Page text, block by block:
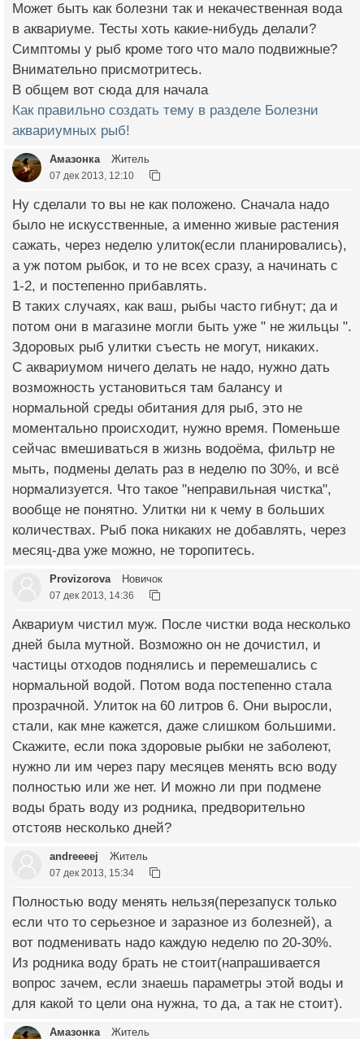
Может быть как болезни так и некачественная вода
в аквариуме. Тесты хоть какие-нибудь делали?
Симптомы у рыб кроме того что мало подвижные?
Внимательно присмотритесь.
В общем вот сюда для начала
Как правильно создать тему в разделе Болезни
аквариумных рыб!
Амазонка Житель
07 дек 2013, 12:10
Ну сделали то вы не как положено. Сначала надо
было не искусственные, а именно живые растения
сажать, через неделю улиток(если планировались),
а уж потом рыбок, и то не всех сразу, а начинать с
1-2, и постепенно прибавлять.
В таких случаях, как ваш, рыбы часто гибнут; да и
потом они в магазине могли быть уже " не жильцы ".
Здоровых рыб улитки съесть не могут, никаких.
С аквариумом ничего делать не надо, нужно дать
возможность установиться там балансу и
нормальной среды обитания для рыб, это не
моментально происходит, нужно время. Поменьше
сейчас вмешиваться в жизнь водоёма, фильтр не
мыть, подмены делать раз в неделю по 30%, и всё
нормализуется. Что такое "неправильная чистка",
вообще не понятно. Улитки ни к чему в больших
количествах. Рыб пока никаких не добавлять, через
месяц-два уже можно, не торопитесь.
Provizorova Новичок
07 дек 2013, 14:36
Аквариум чистил муж. После чистки вода несколько
дней была мутной. Возможно он не дочистил, и
частицы отходов поднялись и перемешались с
нормальной водой. Потом вода постепенно стала
прозрачной. Улиток на 60 литров 6. Они выросли,
стали, как мне кажется, даже слишком большими.
Скажите, если пока здоровые рыбки не заболеют,
нужно ли им через пару месяцев менять всю воду
полностью или же нет. И можно ли при подмене
воды брать воду из родника, предворительно
отстояв несколько дней?
andreeeej Житель
07 дек 2013, 15:34
Полностью воду менять нельзя(перезапуск только
если что то серьезное и заразное из болезней), а
вот подменивать надо каждую неделю по 20-30%.
Из родника воду брать не стоит(напрашивается
вопрос зачем, если знаешь параметры этой воды и
для какой то цели она нужна, то да, а так не стоит).
Амазонка Житель